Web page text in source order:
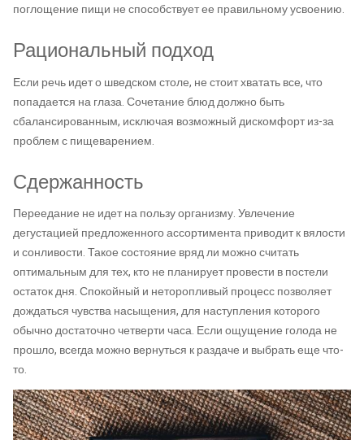
поглощение пищи не способствует ее правильному усвоению.
Рациональный подход
Если речь идет о шведском столе, не стоит хватать все, что
попадается на глаза. Сочетание блюд должно быть
сбалансированным, исключая возможный дискомфорт из-за
проблем с пищеварением.
Сдержанность
Переедание не идет на пользу организму. Увлечение
дегустацией предложенного ассортимента приводит к вялости
и сонливости. Такое состояние вряд ли можно считать
оптимальным для тех, кто не планирует провести в постели
остаток дня. Спокойный и неторопливый процесс позволяет
дождаться чувства насыщения, для наступления которого
обычно достаточно четверти часа. Если ощущение голода не
прошло, всегда можно вернуться к раздаче и выбрать еще что-
то.